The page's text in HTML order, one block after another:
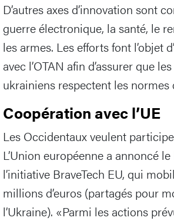
D’autres axes d’innovation sont
guerre électronique, la santé, le
les armes. Les efforts font l’objet
avec l’OTAN afin d’assurer que
ukrainiens respectent les normes
Coopération avec l’UE
Les Occidentaux veulent
L’Union européenne a annoncé
l’initiative BraveTech EU, qui
millions d’euros (partagés pour
l’Ukraine). «Parmi les actions